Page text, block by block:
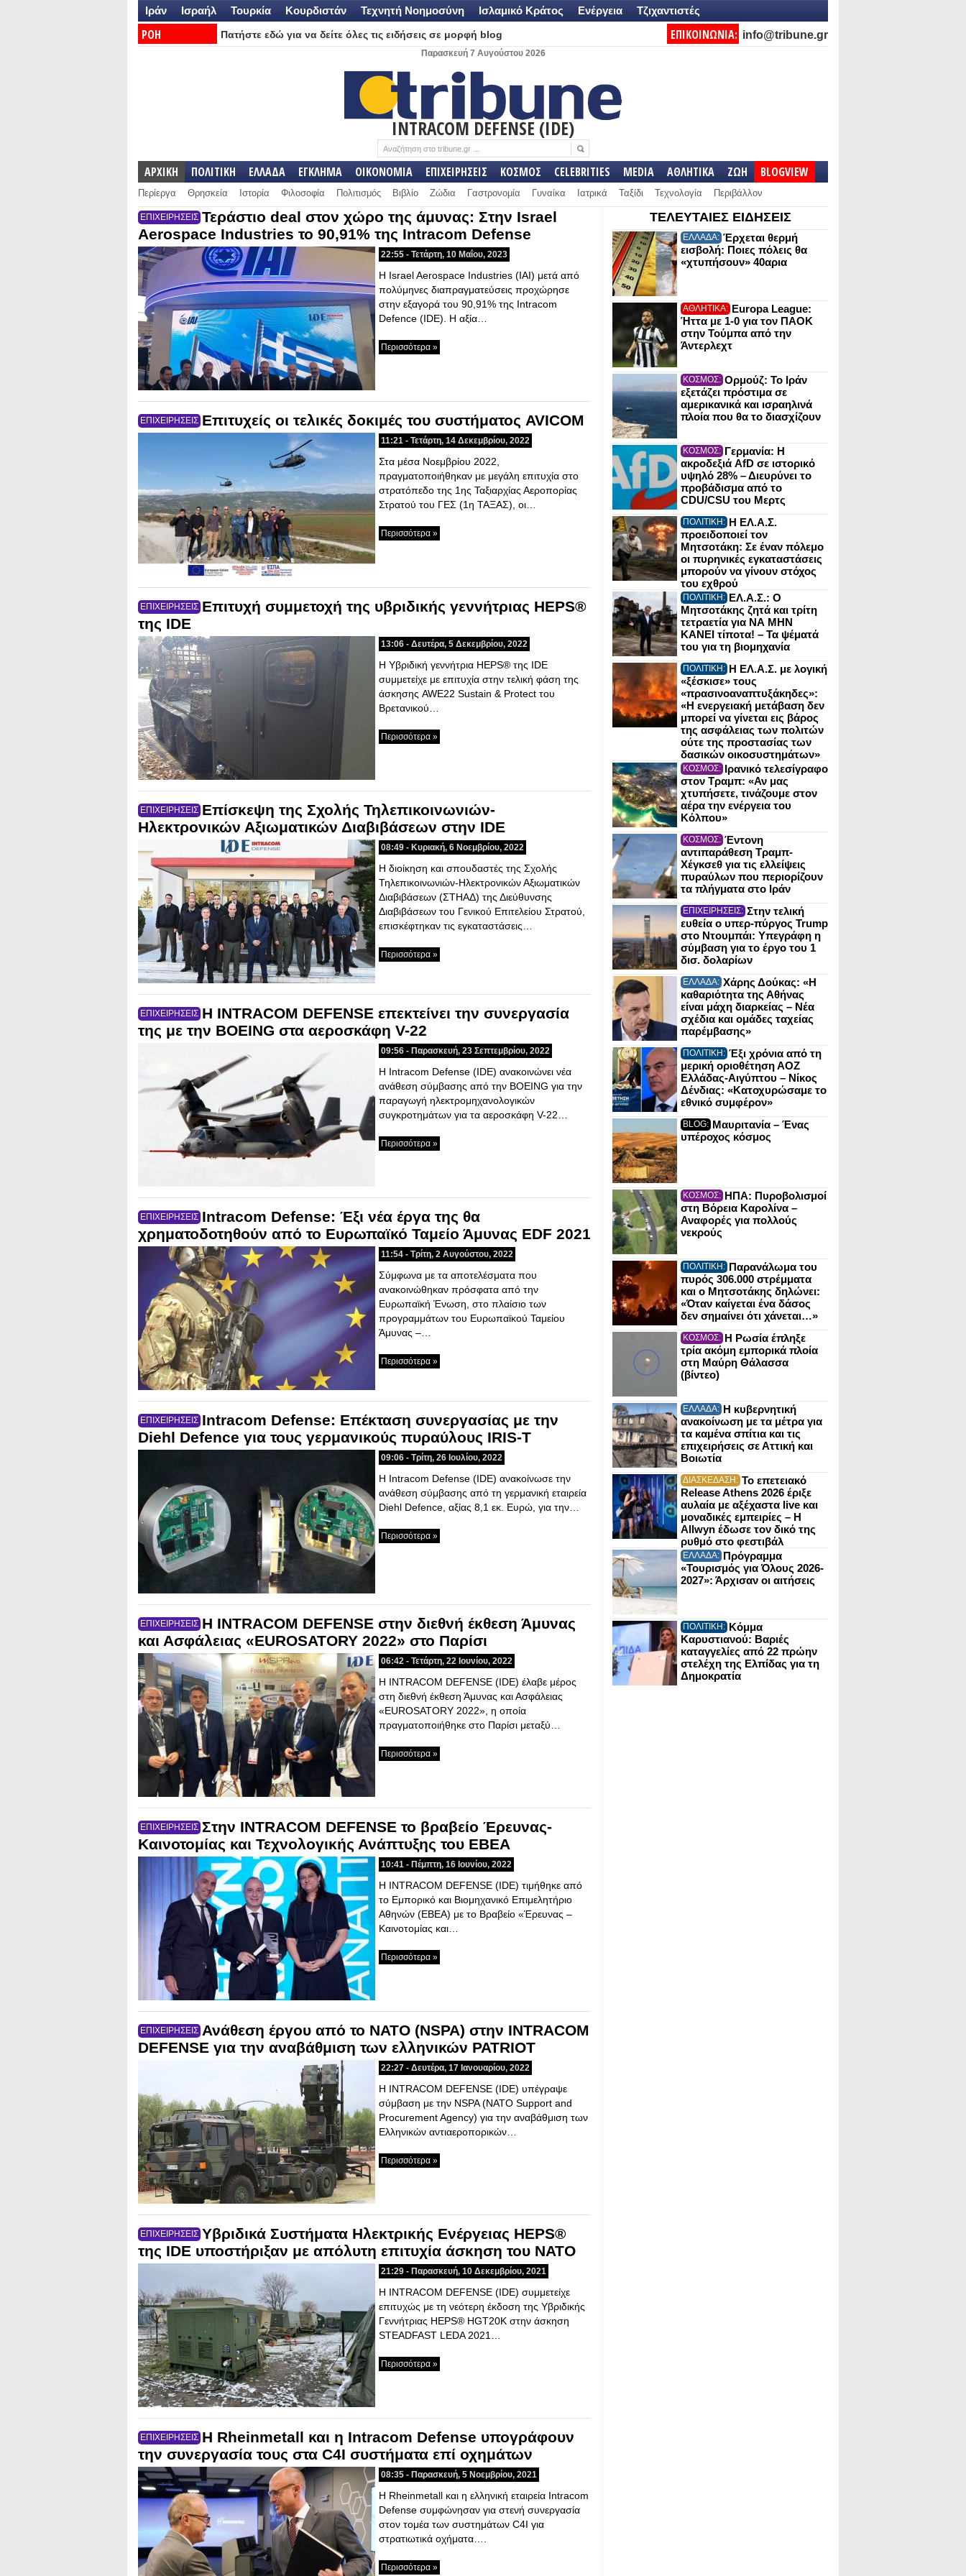
Ιράν Ισραήλ Τουρκία Κουρδιστάν Τεχνητή Νοημοσύνη Ισλαμικό Κράτος Ενέργεια Τζιχαντιστές
ΡΟΗ
Πατήστε εδώ για να δείτε όλες τις ειδήσεις σε μορφή blog ΕΠΙΚΟΙΝΩΝΙΑ: info@tribune.gr
Παρασκευή 7 Αυγούστου 2026
INTRACOM DEFENSE (IDE)
ΑΡΧΙΚΗ ΠΟΛΙΤΙΚΗ ΕΛΛΑΔΑ ΕΓΚΛΗΜΑ ΟΙΚΟΝΟΜΙΑ ΕΠΙΧΕΙΡΗΣΕΙΣ ΚΟΣΜΟΣ CELEBRITIES MEDIA ΑΘΛΗΤΙΚΑ ΖΩΗ BLOGVIEW
Περίεργα Θρησκεία Ιστορία Φιλοσοφία Πολιτισμός Βιβλίο Ζώδια Γαστρονομία Γυναίκα Ιατρικά Ταξίδι Τεχνολογία Περιβάλλον
ΕΠΙΧΕΙΡΗΣΕΙΣ Τεράστιο deal στον χώρο της άμυνας: Στην Israel
Aerospace Industries το 90,91% της Intracom Defense
22:55 - Τετάρτη, 10 Μαΐου, 2023
Η Israel Aerospace Industries (IAI) μετά από
πολύμηνες διαπραγματεύσεις προχώρησε
στην εξαγορά του 90,91% της Intracom
Defence (IDE). H αξία…
Περισσότερα »
ΕΠΙΧΕΙΡΗΣΕΙΣ Επιτυχείς οι τελικές δοκιμές του συστήματος AVICOM
11:21 - Τετάρτη, 14 Δεκεμβρίου, 2022
Στα μέσα Νοεμβρίου 2022,
πραγματοποιήθηκαν με μεγάλη επιτυχία στο
στρατόπεδο της 1ης Ταξιαρχίας Αεροπορίας
Στρατού του ΓΕΣ (1η ΤΑΞΑΣ), οι…
Περισσότερα »
ΕΠΙΧΕΙΡΗΣΕΙΣ Επιτυχή συμμετοχή της υβριδικής γεννήτριας HEPS®
της IDE
13:06 - Δευτέρα, 5 Δεκεμβρίου, 2022
H Υβριδική γεννήτρια HEPS® της IDE
συμμετείχε με επιτυχία στην τελική φάση της
άσκησης AWE22 Sustain & Protect του
Βρετανικού…
Περισσότερα »
ΕΠΙΧΕΙΡΗΣΕΙΣ Επίσκεψη της Σχολής Τηλεπικοινωνιών-
Ηλεκτρονικών Αξιωματικών Διαβιβάσεων στην IDE
08:49 - Κυριακή, 6 Νοεμβρίου, 2022
Η διοίκηση και σπουδαστές της Σχολής
Τηλεπικοινωνιών-Ηλεκτρονικών Αξιωματικών
Διαβιβάσεων (ΣΤΗΑΔ) της Διεύθυνσης
Διαβιβάσεων του Γενικού Επιτελείου Στρατού,
επισκέφτηκαν τις εγκαταστάσεις…
Περισσότερα »
ΕΠΙΧΕΙΡΗΣΕΙΣ Η INTRACOM DEFENSE επεκτείνει την συνεργασία
της με την BOEING στα αεροσκάφη V-22
09:56 - Παρασκευή, 23 Σεπτεμβρίου, 2022
Η Intracom Defense (IDE) ανακοινώνει νέα
ανάθεση σύμβασης από την BOEING για την
παραγωγή ηλεκτρομηχανολογικών
συγκροτημάτων για τα αεροσκάφη V-22…
Περισσότερα »
ΕΠΙΧΕΙΡΗΣΕΙΣ Intracom Defense: Έξι νέα έργα της θα
χρηματοδοτηθούν από το Ευρωπαϊκό Ταμείο Άμυνας EDF 2021
11:54 - Τρίτη, 2 Αυγούστου, 2022
Σύμφωνα με τα αποτελέσματα που
ανακοινώθηκαν πρόσφατα από την
Ευρωπαϊκή Ένωση, στο πλαίσιο των
προγραμμάτων του Ευρωπαϊκού Ταμείου
Άμυνας –…
Περισσότερα »
ΕΠΙΧΕΙΡΗΣΕΙΣ Intracom Defense: Επέκταση συνεργασίας με την
Diehl Defence για τους γερμανικούς πυραύλους IRIS-T
09:06 - Τρίτη, 26 Ιουλίου, 2022
Η Intracom Defense (IDE) ανακοίνωσε την
ανάθεση σύμβασης από τη γερμανική εταιρεία
Diehl Defence, αξίας 8,1 εκ. Ευρώ, για την…
Περισσότερα »
ΕΠΙΧΕΙΡΗΣΕΙΣ Η INTRACOM DEFENSE στην διεθνή έκθεση Άμυνας
και Ασφάλειας «EUROSATORY 2022» στο Παρίσι
06:42 - Τετάρτη, 22 Ιουνίου, 2022
Η INTRACOM DEFENSE (IDE) έλαβε μέρος
στη διεθνή έκθεση Άμυνας και Ασφάλειας
«EUROSATORY 2022», η οποία
πραγματοποιήθηκε στο Παρίσι μεταξύ…
Περισσότερα »
ΕΠΙΧΕΙΡΗΣΕΙΣ Στην INTRACOM DEFENSE το βραβείο Έρευνας-
Καινοτομίας και Τεχνολογικής Ανάπτυξης του ΕΒΕΑ
10:41 - Πέμπτη, 16 Ιουνίου, 2022
H INTRACOM DEFENSE (IDE) τιμήθηκε από
το Εμπορικό και Βιομηχανικό Επιμελητήριο
Αθηνών (EBEA) με το Βραβείο «Έρευνας –
Καινοτομίας και…
Περισσότερα »
ΕΠΙΧΕΙΡΗΣΕΙΣ Ανάθεση έργου από το ΝΑΤΟ (NSPA) στην INTRACOM
DEFENSE για την αναβάθμιση των ελληνικών PATRIOT
22:27 - Δευτέρα, 17 Ιανουαρίου, 2022
H INTRACOM DEFENSE (IDE) υπέγραψε
σύμβαση με την NSPA (NATO Support and
Procurement Agency) για την αναβάθμιση των
Ελληνικών αντιαεροπορικών…
Περισσότερα »
ΕΠΙΧΕΙΡΗΣΕΙΣ Υβριδικά Συστήματα Ηλεκτρικής Ενέργειας HEPS®
της IDE υποστήριξαν με απόλυτη επιτυχία άσκηση του ΝΑΤΟ
21:29 - Παρασκευή, 10 Δεκεμβρίου, 2021
H INTRACOM DEFENSE (IDE) συμμετείχε
επιτυχώς με τη νεότερη έκδοση της Υβριδικής
Γεννήτριας HEPS® HGT20K στην άσκηση
STEADFAST LEDA 2021…
Περισσότερα »
ΕΠΙΧΕΙΡΗΣΕΙΣ H Rheinmetall και η Intracom Defense υπογράφουν
την συνεργασία τους στα C4I συστήματα επί οχημάτων
08:35 - Παρασκευή, 5 Νοεμβρίου, 2021
Η Rheinmetall και η ελληνική εταιρεία Intracom
Defense συμφώνησαν για στενή συνεργασία
στον τομέα των συστημάτων C4I για
στρατιωτικά οχήματα….
Περισσότερα »
ΤΕΛΕΥΤΑΙΕΣ ΕΙΔΗΣΕΙΣ
ΕΛΛΑΔΑ: Έρχεται θερμή
εισβολή: Ποιες πόλεις θα
«χτυπήσουν» 40αρια
ΑΘΛΗΤΙΚΑ: Europa League:
Ήττα με 1-0 για τον ΠΑΟΚ
στην Τούμπα από την
Άντερλεχτ
ΚΟΣΜΟΣ: Ορμούζ: Το Ιράν
εξετάζει πρόστιμα σε
αμερικανικά και ισραηλινά
πλοία που θα το διασχίζουν
ΚΟΣΜΟΣ: Γερμανία: Η
ακροδεξιά AfD σε ιστορικό
υψηλό 28% – Διευρύνει το
προβάδισμα από το
CDU/CSU του Μερτς
ΠΟΛΙΤΙΚΗ: Η ΕΛ.Α.Σ.
προειδοποιεί τον
Μητσοτάκη: Σε έναν πόλεμο
οι πυρηνικές εγκαταστάσεις
μπορούν να γίνουν στόχος
του εχθρού
ΠΟΛΙΤΙΚΗ: ΕΛ.Α.Σ.: Ο
Μητσοτάκης ζητά και τρίτη
τετραετία για ΝΑ ΜΗΝ
ΚΑΝΕΙ τίποτα! – Τα ψέματά
του για τη βιομηχανία
ΠΟΛΙΤΙΚΗ: Η ΕΛ.Α.Σ. με λογική
«ξέσκισε» τους
«πρασινοαναπτυξάκηδες»:
«Η ενεργειακή μετάβαση δεν
μπορεί να γίνεται εις βάρος
της ασφάλειας των πολιτών
ούτε της προστασίας των
δασικών οικοσυστημάτων»
ΚΟΣΜΟΣ: Ιρανικό τελεσίγραφο
στον Τραμπ: «Αν μας
χτυπήσετε, τινάζουμε στον
αέρα την ενέργεια του
Κόλπου»
ΚΟΣΜΟΣ: Έντονη
αντιπαράθεση Τραμπ-
Χέγκσεθ για τις ελλείψεις
πυραύλων που περιορίζουν
τα πλήγματα στο Ιράν
ΕΠΙΧΕΙΡΗΣΕΙΣ: Στην τελική
ευθεία ο υπερ-πύργος Trump
στο Ντουμπάι: Υπεγράφη η
σύμβαση για το έργο του 1
δισ. δολαρίων
ΕΛΛΑΔΑ: Χάρης Δούκας: «Η
καθαριότητα της Αθήνας
είναι μάχη διαρκείας – Νέα
σχέδια και ομάδες ταχείας
παρέμβασης»
ΠΟΛΙΤΙΚΗ: Έξι χρόνια από τη
μερική οριοθέτηση ΑΟΖ
Ελλάδας-Αιγύπτου – Νίκος
Δένδιας: «Κατοχυρώσαμε το
εθνικό συμφέρον»
BLOG: Μαυριτανία – Ένας
υπέροχος κόσμος
ΚΟΣΜΟΣ: ΗΠΑ: Πυροβολισμοί
στη Βόρεια Καρολίνα –
Αναφορές για πολλούς
νεκρούς
ΠΟΛΙΤΙΚΗ: Παρανάλωμα του
πυρός 306.000 στρέμματα
και ο Μητσοτάκης δηλώνει:
«Όταν καίγεται ένα δάσος
δεν σημαίνει ότι χάνεται…»
ΚΟΣΜΟΣ: Η Ρωσία έπληξε
τρία ακόμη εμπορικά πλοία
στη Μαύρη Θάλασσα
(βίντεο)
ΕΛΛΑΔΑ: Η κυβερνητική
ανακοίνωση με τα μέτρα για
τα καμένα σπίτια και τις
επιχειρήσεις σε Αττική και
Βοιωτία
ΔΙΑΣΚΕΔΑΣΗ: Το επετειακό
Release Athens 2026 έριξε
αυλαία με αξέχαστα live και
μοναδικές εμπειρίες – Η
Allwyn έδωσε τον δικό της
ρυθμό στο φεστιβάλ
ΕΛΛΑΔΑ: Πρόγραμμα
«Τουρισμός για Όλους 2026-
2027»: Άρχισαν οι αιτήσεις
ΠΟΛΙΤΙΚΗ: Κόμμα
Καρυστιανού: Βαριές
καταγγελίες από 22 πρώην
στελέχη της Ελπίδας για τη
Δημοκρατία